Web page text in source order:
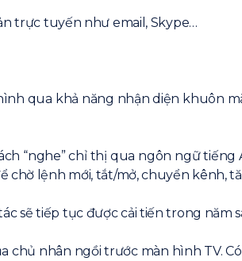
trực tuyến như email, Skype…
qua khả năng nhận diện khuôn
“nghe” chỉ thị qua ngôn ngữ tiếng
chờ lệnh mới, tắt/mở, chuyển kênh,
sẽ tiếp tục được cải tiến trong năm
nhân ngồi trước màn hình TV.